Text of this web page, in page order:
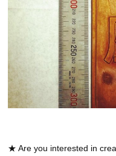
★ Are you interested in